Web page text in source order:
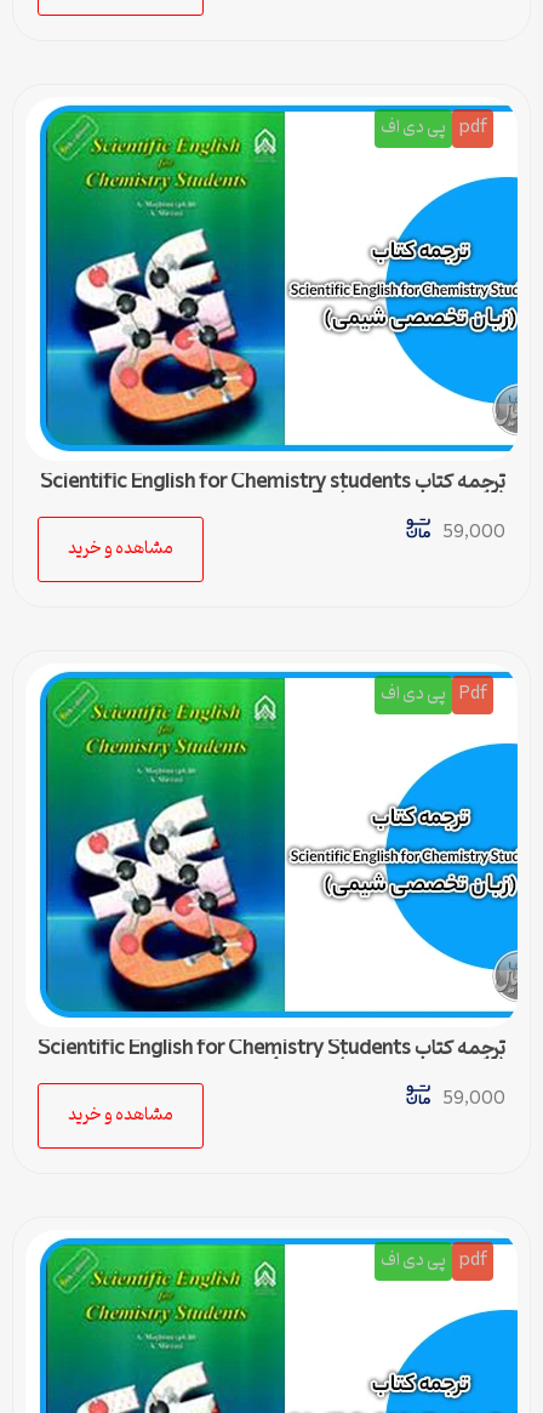
pdf پی دی اف
ترجمه کتاب Scientific English for Chemistry students
(زبان تخصصی شیمی) – 5
59,000
مشاهده و خرید
Pdf پی دی اف
ترجمه کتاب Scientific English for Chemistry Students
(زبان تخصصی شیمی) – درس 4
59,000
مشاهده و خرید
pdf پی دی اف